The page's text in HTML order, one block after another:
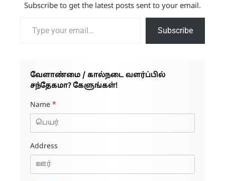
Subscribe to get the latest posts sent to your email.
Subscribe
வேளாண்மை / கால்நடை வளர்ப்பில்
சந்தேகமா? கேளுங்கள்!
Name *
Address